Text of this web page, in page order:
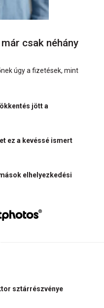
csak néhány
úgy a fizetések, mint
jött a
ez a kevéssé ismert
elhelyezkedési
sztárrészvénye